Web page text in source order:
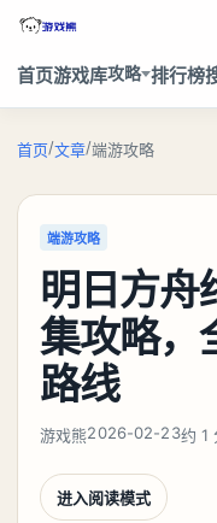
首页游戏库攻略 排行榜
首页/文章/端游攻略
端游攻略
明日方舟
集攻略，
路线
游戏熊2026-02-23约 1
进入阅读模式